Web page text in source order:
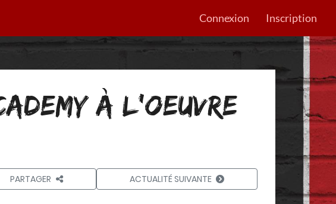
Connexion Inscription
À L’OEUVRE
PARTAGER ACTUALITÉ SUIVANTE